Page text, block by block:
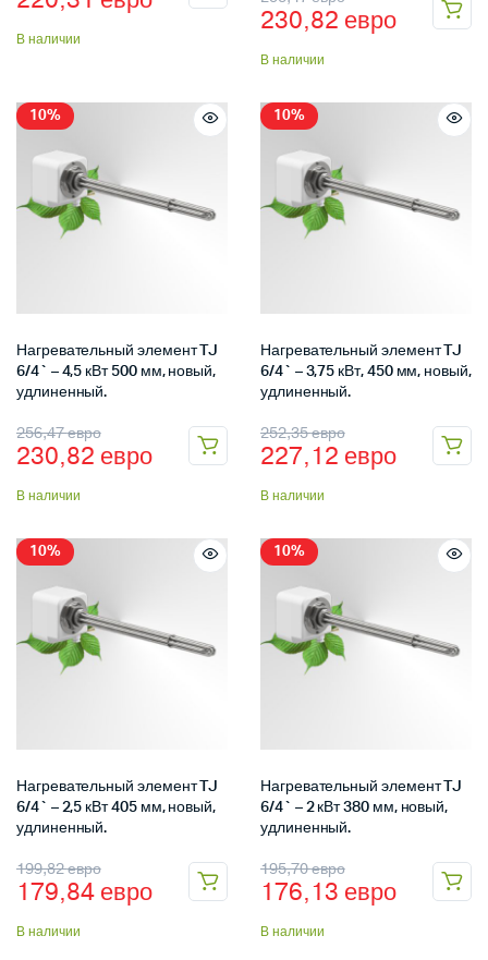
В наличии
230,82 евро
В наличии
10%
Нагревательный элемент TJ
6/4` – 4,5 кВт 500 мм, новый,
удлиненный.
256,47евро
230,82 евро
В наличии
10%
Нагревательный элемент TJ
6/4` – 3,75 кВт, 450 мм, новый,
удлиненный.
252,35евро
227,12 евро
В наличии
10%
Нагревательный элемент TJ
6/4` – 2,5 кВт 405 мм, новый,
удлиненный.
199,82евро
179,84 евро
В наличии
10%
Нагревательный элемент TJ
6/4` – 2 кВт 380 мм, новый,
удлиненный.
195,70евро
176,13 евро
В наличии